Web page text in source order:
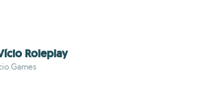
Roleplay
Games